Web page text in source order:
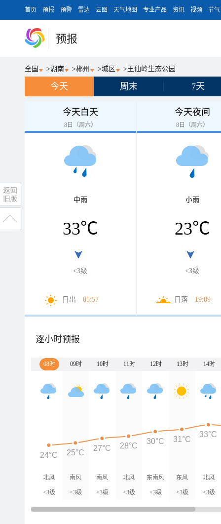
首页 预报 预警 雷达 云图 天气地图 专业产品 资讯 视频 节气
预报
全国 >湖南 >郴州 >城区 > 王仙岭生态公园
今天 周末 7天
今天白天
8日（周六）
中雨
33℃
<3级
日出 05:57
今天夜间
8日（周六）
小雨
23℃
<3级
日落 19:09
逐小时预报
08时 09时 10时 11时 12时 13时 14时
北风
<3级
南风
<3级
南风
<3级
北风
<3级
东南风
<3级
东风
<3级
北风
<3级
24°C 25°C
27°C 28°C
30°C 31°C
33°C